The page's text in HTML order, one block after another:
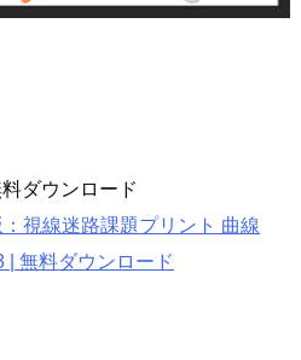
ダウンロード
：視線迷路課題プリント 曲線
| 無料ダウンロード